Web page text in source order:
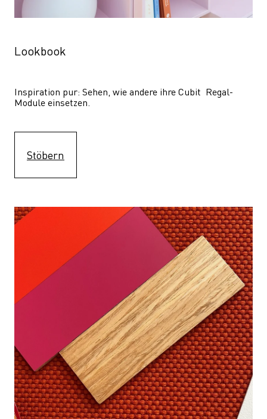
Lookbook
Inspiration pur: Sehen, wie andere ihre Cubit  Regal-
Module einsetzen.
Stöbern